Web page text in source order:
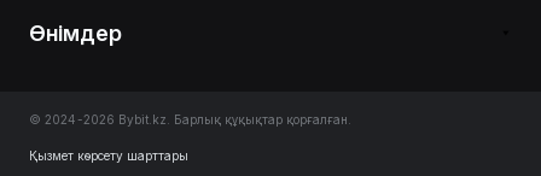
Өнімдер
© 2024-2026 Bybit.kz. Барлық құқықтар қорғалған.
Қызмет көрсету шарттары